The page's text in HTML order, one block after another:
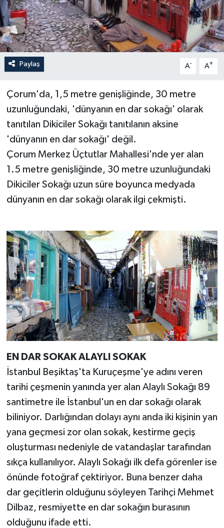
Paylaş A- A+
Çorum'da, 1,5 metre genişliğinde, 30 metre
uzunluğundaki, 'dünyanın en dar sokağı' olarak
tanıtılan Dikiciler Sokağı tanıtılanın aksine
'dünyanın en dar sokağı' değil.
Çorum Merkez Üçtutlar Mahallesi'nde yer alan
1.5 metre genişliğinde, 30 metre uzunluğundaki
Dikiciler Sokağı uzun süre boyunca medyada
dünyanın en dar sokağı olarak ilgi çekmişti.
EN DAR SOKAK ALAYLI SOKAK
İstanbul Beşiktaş'ta Kuruçeşme'ye adını veren
tarihi çeşmenin yanında yer alan Alaylı Sokağı 89
santimetre ile İstanbul'un en dar sokağı olarak
biliniyor. Darlığından dolayı aynı anda iki kişinin yan
yana geçmesi zor olan sokak, kestirme geçiş
oluşturması nedeniyle de vatandaşlar tarafından
sıkça kullanılıyor. Alaylı Sokağı ilk defa görenler ise
önünde fotoğraf çektiriyor. Buna benzer daha
dar geçitlerin olduğunu söyleyen Tarihçi Mehmet
Dilbaz, resmiyette en dar sokağın burasının
olduğunu ifade etti.